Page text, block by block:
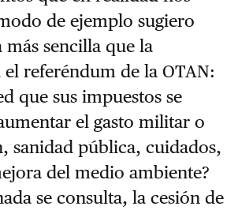
de ejemplo sugiero
sencilla que la
referéndum de la OTAN:
que sus impuestos se
el gasto militar o
sanidad pública, cuidados,
del medio ambiente?
se consulta, la cesión de